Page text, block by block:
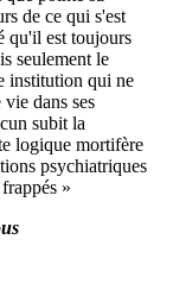
de ce qui s'est
qu'il est toujours
seulement le
institution qui ne
dans ses
subit la
logique mortifère
psychiatriques
»